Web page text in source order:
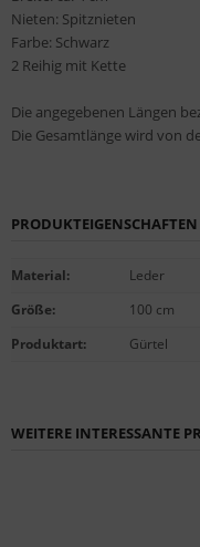
Nieten: Spitznieten
Farbe: Schwarz
2 Reihig mit Kette
Die angegebenen Längen
Die Gesamtlänge wird von
PRODUKTEIGENSCHAFTEN
Material:
Leder
Größe:
100 cm
Produktart: Gürtel
WEITERE INTERESSANTE